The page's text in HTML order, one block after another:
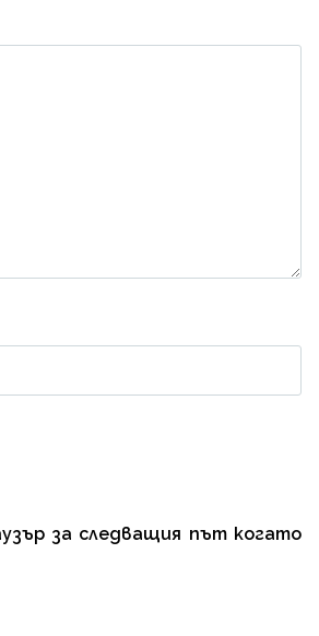
за следващия път когато